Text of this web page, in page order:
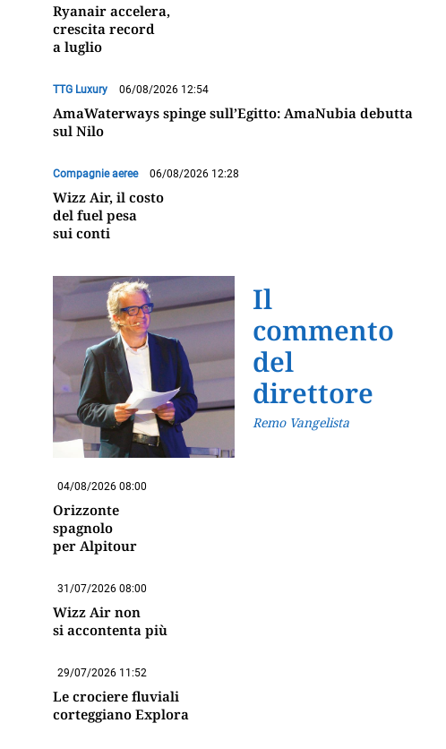
Ryanair accelera,
crescita record
a luglio
TTG Luxury 06/08/2026 12:54
AmaWaterways spinge sull’Egitto: AmaNubia debutta
sul Nilo
Compagnie aeree 06/08/2026 12:28
Wizz Air, il costo
del fuel pesa
sui conti
Il
commento
del
direttore
Remo Vangelista
04/08/2026 08:00
Orizzonte
spagnolo
per Alpitour
31/07/2026 08:00
Wizz Air non
si accontenta più
29/07/2026 11:52
Le crociere fluviali
corteggiano Explora